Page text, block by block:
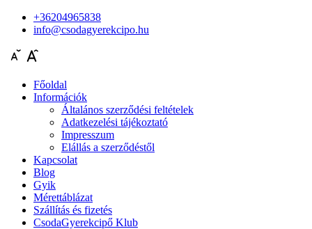
+36204965838
info@csodagyerekcipo.hu
Főoldal
Információk
Általános szerződési feltételek
Adatkezelési tájékoztató
Impresszum
Elállás a szerződéstől
Kapcsolat
Blog
Gyik
Mérettáblázat
Szállítás és fizetés
CsodaGyerekcipő Klub